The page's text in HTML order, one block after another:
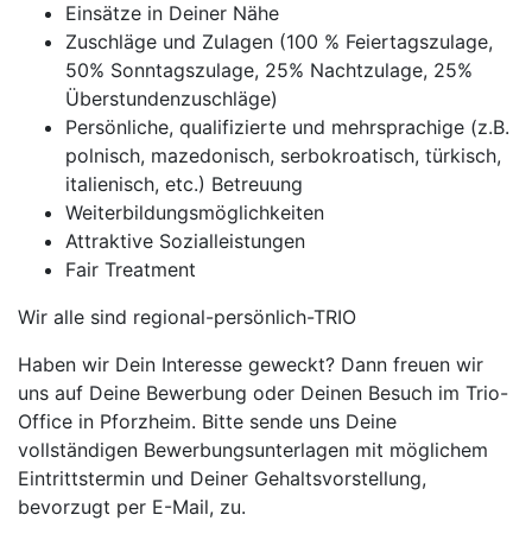
Einsätze in Deiner Nähe
Zuschläge und Zulagen (100 % Feiertagszulage,
50% Sonntagszulage, 25% Nachtzulage, 25%
Überstundenzuschläge)
Persönliche, qualifizierte und mehrsprachige (z.B.
polnisch, mazedonisch, serbokroatisch, türkisch,
italienisch, etc.) Betreuung
Weiterbildungsmöglichkeiten
Attraktive Sozialleistungen
Fair Treatment
Wir alle sind regional-persönlich-TRIO
Haben wir Dein Interesse geweckt? Dann freuen wir
uns auf Deine Bewerbung oder Deinen Besuch im Trio-
Office in Pforzheim. Bitte sende uns Deine
vollständigen Bewerbungsunterlagen mit möglichem
Eintrittstermin und Deiner Gehaltsvorstellung,
bevorzugt per E-Mail, zu.